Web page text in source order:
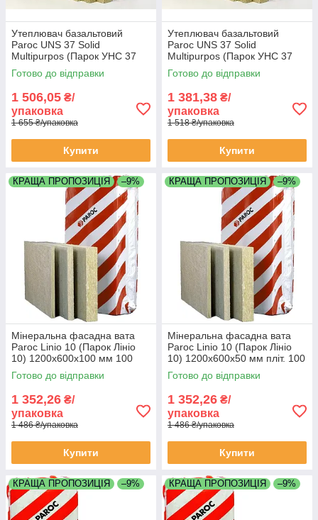
Утеплювач базальтовий
Paroc UNS 37 Solid
Multipurpos (Парок УНС 37
Солід) 1200х600х100 мм
щільність 30 кг/м3 в упаковці
5,95 м2
Готово до відправки
1 506,05 ₴/
упаковка
1 655 ₴/упаковка
Купити
Утеплювач базальтовий
Paroc UNS 37 Solid
Multipurpos (Парок УНС 37
Солід)) 1200х600х50 мм
щільність 30 кг/м3 в упаковці
10,42 м2
Готово до відправки
1 381,38 ₴/
упаковка
1 518 ₴/упаковка
Купити
КРАЩА ПРОПОЗИЦІЯ –9%
Мінеральна фасадна вата
Paroc Linio 10 (Парок Лініо
10) 1200х600х100 мм 100
кг\м3 в упаковці 2,16 м2
Готово до відправки
1 352,26 ₴/
упаковка
1 486 ₴/упаковка
Купити
КРАЩА ПРОПОЗИЦІЯ –9%
Мінеральна фасадна вата
Paroc Linio 10 (Парок Лініо
10) 1200х600х50 мм пліт. 100
кг\м3 в упаковці 4,32 м2
Готово до відправки
1 352,26 ₴/
упаковка
1 486 ₴/упаковка
Купити
КРАЩА ПРОПОЗИЦІЯ –9% КРАЩА ПРОПОЗИЦІЯ –9%